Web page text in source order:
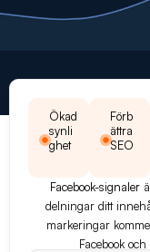
Ökad
synli
ghet
Förb
ättra
SEO
Facebook-signaler
delningar ditt
markeringar
Facebook